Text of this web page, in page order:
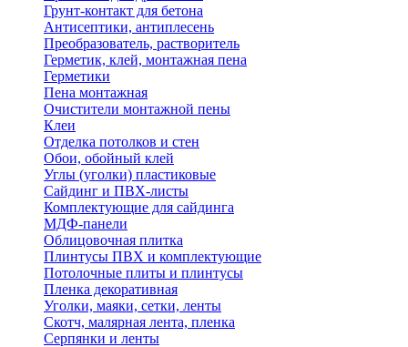
Грунт-контакт для бетона
Антисептики, антиплесень
Преобразователь, растворитель
Герметик, клей, монтажная пена
Герметики
Пена монтажная
Очистители монтажной пены
Клеи
Отделка потолков и стен
Обои, обойный клей
Углы (уголки) пластиковые
Сайдинг и ПВХ-листы
Комплектующие для сайдинга
МДФ-панели
Облицовочная плитка
Плинтусы ПВХ и комплектующие
Потолочные плиты и плинтусы
Пленка декоративная
Уголки, маяки, сетки, ленты
Скотч, малярная лента, пленка
Серпянки и ленты